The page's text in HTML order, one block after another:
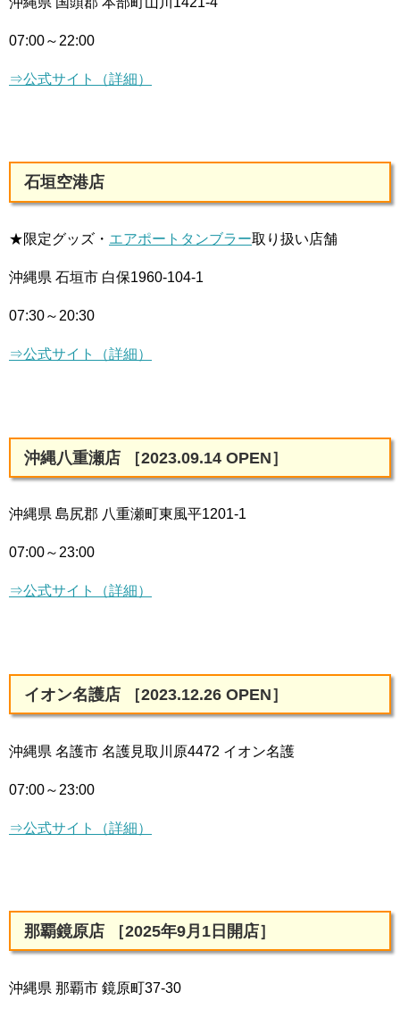
07:00～22:00
⇒公式サイト（詳細）
石垣空港店
★限定グッズ・ エアポートタンブラー取り扱い店舗
沖縄県 石垣市 白保1960-104-1
07:30～20:30
⇒公式サイト（詳細）
沖縄八重瀬店 ［2023.09.14 OPEN］
沖縄県 島尻郡 八重瀬町東風平1201-1
07:00～23:00
⇒公式サイト（詳細）
イオン名護店 ［2023.12.26 OPEN］
沖縄県 名護市 名護見取川原4472 イオン名護
07:00～23:00
⇒公式サイト（詳細）
那覇鏡原店 ［2025年9月1日開店］
沖縄県 那覇市 鏡原町37-30